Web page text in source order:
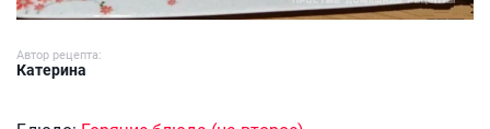
Автор рецепта:
Катерина